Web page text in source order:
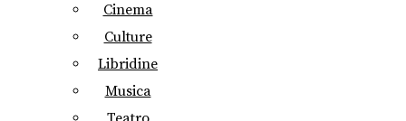
Cinema
Culture
Libridine
Musica